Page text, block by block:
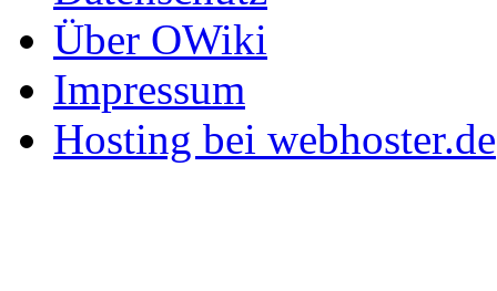
Über OWiki
Impressum
Hosting bei webhoster.de